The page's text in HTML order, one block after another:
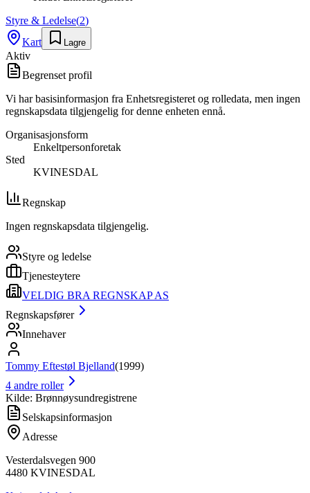
Styre & Ledelse(2)
Kart
Lagre
Aktiv
Begrenset profil
Vi har basisinformasjon fra Enhetsregisteret og rolledata, men ingen
regnskapsdata tilgjengelig for denne enheten ennå.
Organisasjonsform
Enkeltpersonforetak
Sted
KVINESDAL
Regnskap
Ingen regnskapsdata tilgjengelig.
Styre og ledelse
Tjenesteytere
VELDIG BRA REGNSKAP AS
Regnskapsfører
Innehaver
Tommy Eftestøl Bjelland(1999)
4 andre roller
Kilde: Brønnøysundregistrene
Selskapsinformasjon
Adresse
Vesterdalsvegen 900
4480 KVINESDAL